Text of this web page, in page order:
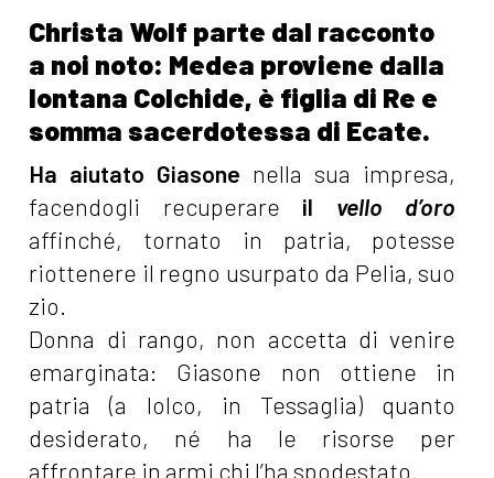
Christa Wolf parte dal racconto
a noi noto: Medea proviene dalla
lontana Colchide, è figlia di Re e
somma sacerdotessa di Ecate.
Ha aiutato Giasone nella sua impresa,
facendogli recuperare il vello d’oro
affinché, tornato in patria, potesse
riottenere il regno usurpato da Pelia, suo
zio.
Donna di rango, non accetta di venire
emarginata: Giasone non ottiene in
patria (a Iolco, in Tessaglia) quanto
desiderato, né ha le risorse per
affrontare in armi chi l’ha spodestato.